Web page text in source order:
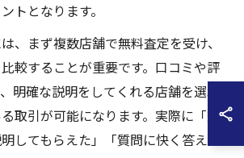
トとなります。
、まず複数店舗で無料査定を受け、
較することが重要です。口コミや評
明確な説明をしてくれる店舗を選ぶ
取引が可能になります。実際に「査
してもらえた」「質問に快く答えて